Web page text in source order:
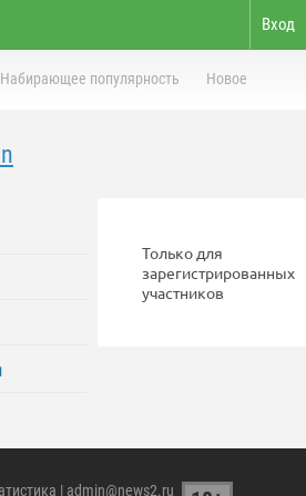
Вход
Набирающее популярность Новое
Только для
зарегистрированных
участников
| admin@news2.ru